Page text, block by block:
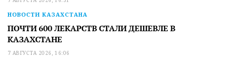
НОВОСТИ КАЗАХСТАНА
ПОЧТИ 600 ЛЕКАРСТВ СТАЛИ ДЕШЕВЛЕ В
КАЗАХСТАНЕ
7 АВГУСТА 2026, 16:06